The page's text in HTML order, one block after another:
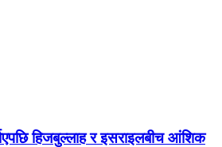
हिजबुल्लाह र इसराइलबीच आंशिक